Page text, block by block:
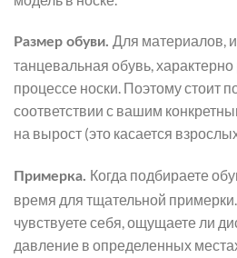
Размер обуви. Для материалов,
танцевальная обувь,
процессе носки. Поэтому стоит
соответствии с вашим
на вырост (это касается
Примерка. Когда подбираете
время для тщательной
чувствуете себя, ощущаете ли
давление в определенных